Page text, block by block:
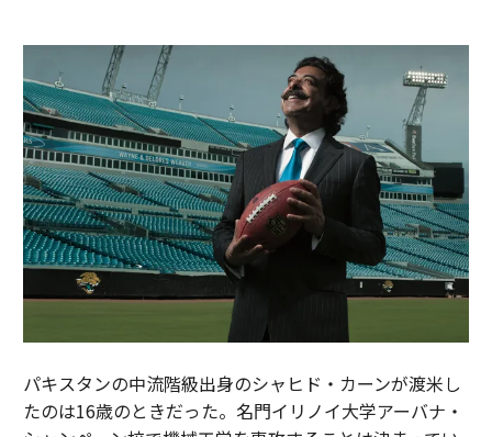
パキスタンの中流階級出身のシャヒド・カーンが渡米し
たのは16歳のときだった。名門イリノイ大学アーバナ・